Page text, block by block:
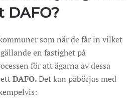
DAFO?
som när de får in vilket
en fastighet på
för att ägarna av dessa
DAFO.Det kan påbörjas med